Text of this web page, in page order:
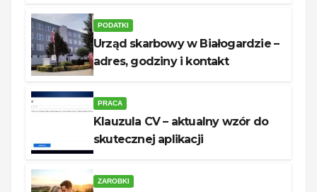
PODATKI
Urząd skarbowy w Białogardzie –
adres, godziny i kontakt
PRACA
Klauzula CV – aktualny wzór do
skutecznej aplikacji
ZAROBKI